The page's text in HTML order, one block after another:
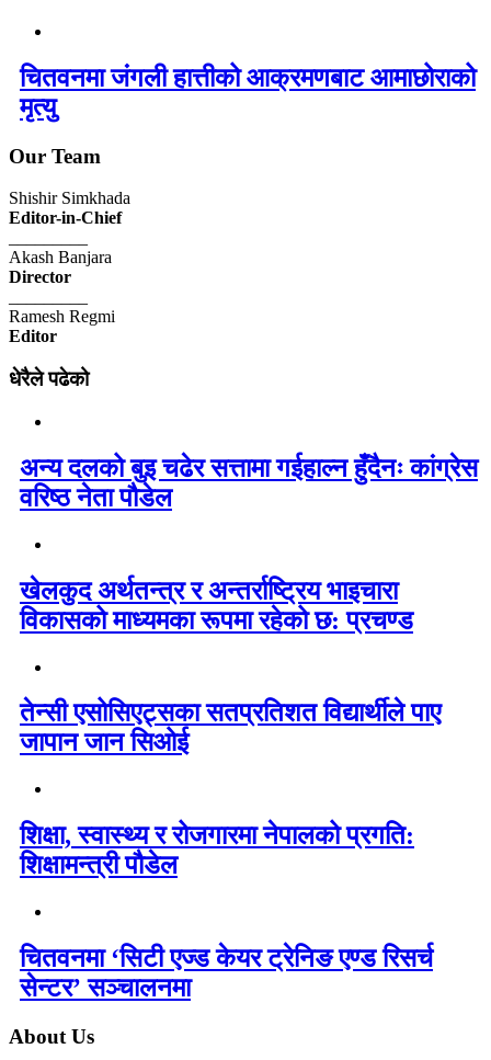
चितवनमा जंगली हात्तीको आक्रमणबाट आमाछोराको
मृत्यु
Our Team
Shishir Simkhada
Editor-in-Chief
Akash Banjara
Director
Ramesh Regmi
Editor
धेरैले पढेको
अन्य दलको बुइ चढेर सत्तामा गईहाल्न हुँदैनः कांग्रेस
वरिष्ठ नेता पौडेल
खेलकुद अर्थतन्त्र र अन्तर्राष्ट्रिय भाइचारा
विकासको माध्यमका रूपमा रहेको छ: प्रचण्ड
तेन्सी एसोसिएट्सका सतप्रतिशत विद्यार्थीले पाए
जापान जान सिओई
शिक्षा, स्वास्थ्य र रोजगारमा नेपालको प्रगति:
शिक्षामन्त्री पौडेल
चितवनमा ‘सिटी एज्ड केयर ट्रेनिङ एण्ड रिसर्च
सेन्टर’ सञ्चालनमा
About Us